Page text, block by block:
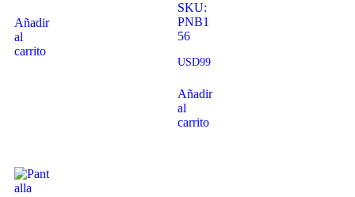
Añadir
al
carrito
SKU:
PNB1
56
USD99
Añadir
al
carrito